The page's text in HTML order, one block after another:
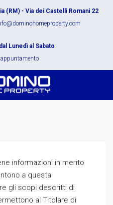
(RM) - Via dei Castelli Romani 22
Lunedì al Sabato
informazioni in merito
a questa
gli scopi descritti di
al Titolare di